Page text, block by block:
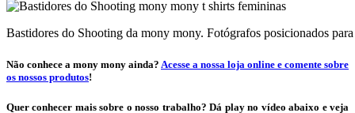
Bastidores do Shooting da mony mony. Fotógrafos posicionados para
Não conhece a mony mony ainda? Acesse a nossa loja online e comente sobre
os nossos produtos!
Quer conhecer mais sobre o nosso trabalho? Dá play no vídeo abaixo e veja